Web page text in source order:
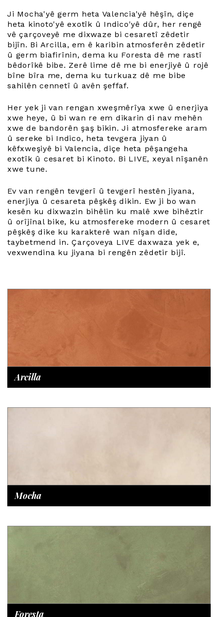
Ji Mocha'yê germ heta Valencia'yê hêşîn, diçe
heta kinoto'yê exotîk û Indico'yê dûr, her rengê
vê çarçoveyê me dixwaze bi cesaretî zêdetir
bijîn. Bi Arcilla, em ê karibin atmosferên zêdetir
û germ biafirînin, dema ku Foresta dê me rastî
bêdorîkê bibe. Zerê lime dê me bi enerjiyê û rojê
bîne bîra me, dema ku turkuaz dê me bibe
sahilên cennetî û avên şeffaf.
Her yek ji van rengan xweşmêrîya xwe û enerjiya
xwe heye, û bi wan re em dikarin di nav mehên
xwe de bandorên şaş bikin. Ji atmosfereke aram
û sereke bi Indico, heta tevgera jiyan û
kêfxweşiyê bi Valencia, diçe heta pêşangeha
exotîk û cesaret bi Kinoto. Bi LIVE, xeyal nîşanên
xwe tune.
Ev van rengên tevgerî û tevgerî hestên jiyana,
enerjiya û cesareta pêşkêş dikin. Ew ji bo wan
kesên ku dixwazin bihêlin ku malê xwe bihêztir
û orîjînal bike, ku atmosfereke modern û cesaret
pêşkêş dike ku karakterê wan nîşan dide,
taybetmend in. Çarçoveya LIVE daxwaza yek e,
vexwendina ku jiyana bi rengên zêdetir bijî.
Arcilla
Mocha
Foresta